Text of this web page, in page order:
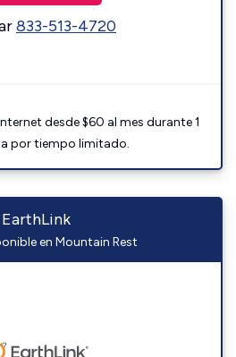
833-513-4720
desde $60 al mes durante 1
por tiempo limitado.
EarthLink
en Mountain Rest